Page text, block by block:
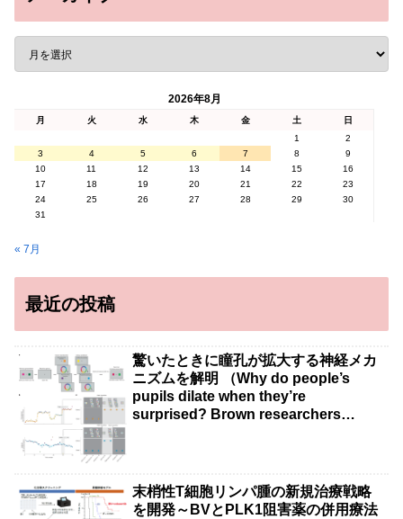
2026年8月
月 火 水 木 金 土
日
1
2
3
4 5 6 7 8
9
10
11 12 13 14 15
16
17
18 19 20 21 22
23
24
25 26 27 28 29
30
31
« 7月
最近の投稿
驚いたときに瞳孔が拡大する神経メカ
ニズムを解明 （Why do people’s
pupils dilate when they’re
surprised? Brown researchers
末梢性T細胞リンパ腫の新規治療戦略
を開発～BVとPLK1阻害薬の併用療法